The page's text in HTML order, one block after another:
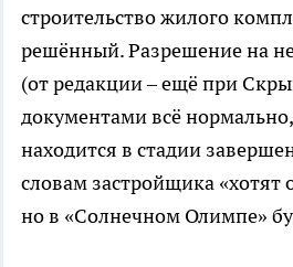
строительство жилого
решённый. Разрешение на
(от редакции – ещё при
документами всё
находится в стадии
словам застройщика «хотят
но в «Солнечном Олимпе»